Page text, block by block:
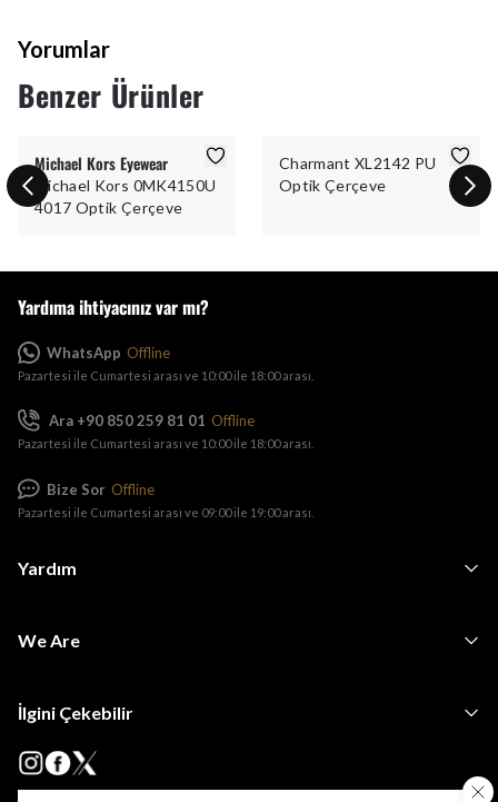
Yorumlar
Benzer Ürünler
Michael Kors Eyewear
Michael Kors 0MK4150U
4017 Optik Çerçeve
Charmant XL2142 PU
Optik Çerçeve
Yardım
We Are
İlgini Çekebilir
Yardıma ihtiyacınız var mı?
WhatsApp Offline
Pazartesi ile Cumartesi arası ve 10:00 ile 18:00 arası.
Ara +90 850 259 81 01 Offline
Pazartesi ile Cumartesi arası ve 10:00 ile 18:00 arası.
Bize Sor Offline
Pazartesi ile Cumartesi arası ve 09:00 ile 19:00 arası.